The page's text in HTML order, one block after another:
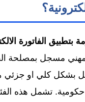
بتطبيق الفاتورة
مهني مسجل بمصلحة
بشكل كلي او
تشمل هذه